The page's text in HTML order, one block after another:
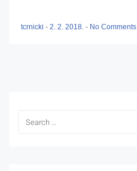
tcrnicki - 2. 2. 2018. - No Comments